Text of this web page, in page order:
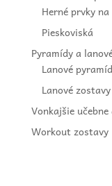
Herné prvky
Pieskoviská
Pyramídy a
Lanové
Lanové zostavy
Vonkajšie
Workout zostavy